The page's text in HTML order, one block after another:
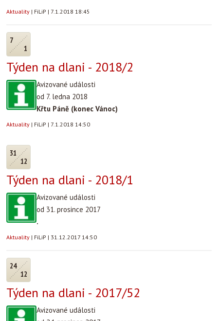
Aktuality | FiLiP | 7.1.2018 18:45
7
1
Týden na dlani - 2018/2
Avizované události
od 7. ledna 2018
Křtu Páně (konec Vánoc)
Aktuality | FiLiP | 7.1.2018 14:50
31
12
Týden na dlani - 2018/1
Avizované události
od 31. prosince 2017
.
Aktuality | FiLiP | 31.12.2017 14:50
24
12
Týden na dlani - 2017/52
Avizované události